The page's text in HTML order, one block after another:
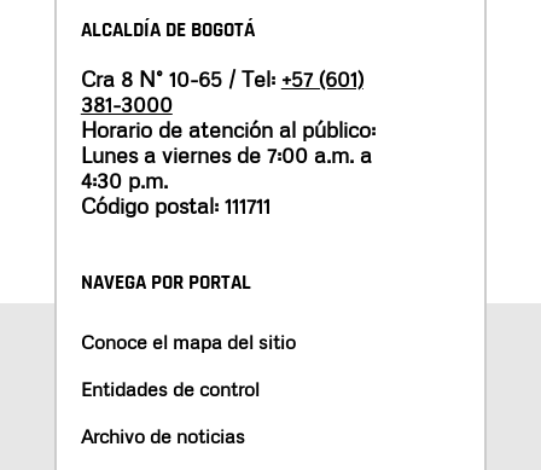
ALCALDÍA DE BOGOTÁ
Cra 8 N° 10-65 / Tel: +57 (601)
381-3000
Horario de atención al público:
Lunes a viernes de 7:00 a.m. a
4:30 p.m.
Código postal: 111711
NAVEGA POR PORTAL
Conoce el mapa del sitio
Entidades de control
Archivo de noticias